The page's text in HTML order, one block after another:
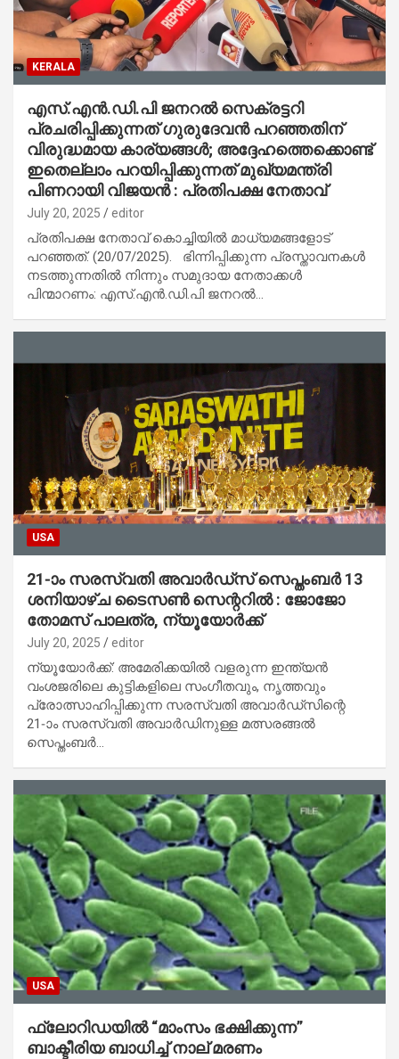
KERALA
എസ്.എന്‍.ഡി.പി ജനറല്‍ സെക്രട്ടറി
പ്രചരിപ്പിക്കുന്നത് ഗുരുദേവന്‍ പറഞ്ഞതിന്
വിരുദ്ധമായ കാര്യങ്ങള്‍; അദ്ദേഹത്തെക്കൊണ്ട്
ഇതെല്ലാം പറയിപ്പിക്കുന്നത് മുഖ്യമന്ത്രി
പിണറായി വിജയന്‍ : പ്രതിപക്ഷ നേതാവ്
July 20, 2025 editor
പ്രതിപക്ഷ നേതാവ് കൊച്ചിയില്‍ മാധ്യമങ്ങളോട്
പറഞ്ഞത്. (20/07/2025). ഭിന്നിപ്പിക്കുന്ന പ്രസ്താവനകള്‍
നടത്തുന്നതില്‍ നിന്നും സമുദായ നേതാക്കള്‍
പിന്മാറണം: എസ്.എന്‍.ഡി.പി ജനറല്‍…
USA
21-ാം സരസ്വതി അവാര്‍ഡ്‌സ് സെപ്തംബര്‍ 13
ശനിയാഴ്ച ടൈസണ്‍ സെന്ററില്‍ : ജോജോ
തോമസ് പാലത്ര, ന്യൂയോര്‍ക്ക്
July 20, 2025 editor
ന്യൂയോര്‍ക്ക്: അമേരിക്കയില്‍ വളരുന്ന ഇന്ത്യന്‍
വംശജരിലെ കുട്ടികളിലെ സംഗീതവും, നൃത്തവും
പ്രോത്സാഹിപ്പിക്കുന്ന സരസ്വതി അവാര്‍ഡ്‌സിന്റെ
21-ാം സരസ്വതി അവാര്‍ഡിനുള്ള മത്സരങ്ങല്‍
സെപ്തംബര്‍…
USA
ഫ്ലോറിഡയിൽ “മാംസം ഭക്ഷിക്കുന്ന”
ബാക്ടീരിയ ബാധിച്ച് നാല് മരണം